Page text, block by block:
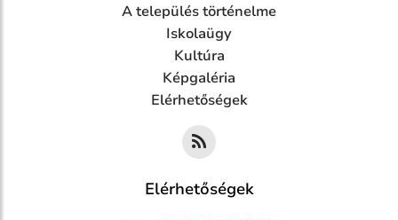
A település történelme
Iskolaügy
Kultúra
Képgaléria
Elérhetőségek
Elérhetőségek